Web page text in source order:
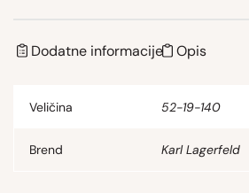
Dodatne informacije Opis
Veličina 52-19-140
Brend Karl Lagerfeld